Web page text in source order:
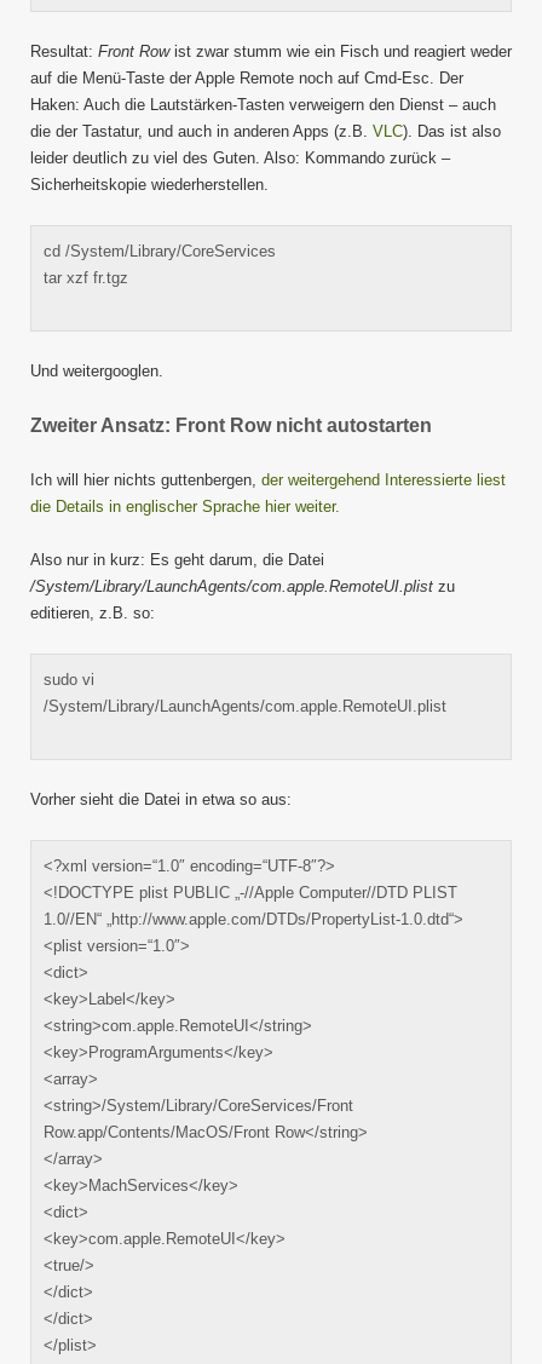
Resultat: Front Rowist zwar stumm wie ein Fisch und reagiert weder
auf die Menü-Taste der Apple Remote noch auf Cmd-Esc. Der
Haken: Auch die Lautstärken-Tasten verweigern den Dienst – auch
die der Tastatur, und auch in anderen Apps (z.B. VLC). Das ist also
leider deutlich zu viel des Guten. Also: Kommando zurück –
Sicherheitskopie wiederherstellen.
cd /System/Library/CoreServices
tar xzf fr.tgz
Und weitergooglen.
Zweiter Ansatz: Front Row nicht autostarten
Ich will hier nichts guttenbergen, der weitergehend Interessierte liest
die Details in englischer Sprache hier weiter.
Also nur in kurz: Es geht darum, die Datei
/System/Library/LaunchAgents/com.apple.RemoteUI.plist zu
editieren, z.B. so:
sudo vi
/System/Library/LaunchAgents/com.apple.RemoteUI.plist
Vorher sieht die Datei in etwa so aus:
<?xml version=“1.0″ encoding=“UTF-8″?>
<!DOCTYPE plist PUBLIC „-//Apple Computer//DTD PLIST
1.0//EN“ „http://www.apple.com/DTDs/PropertyList-1.0.dtd“>
<plist version=“1.0″>
<dict>
<key>Label</key>
<string>com.apple.RemoteUI</string>
<key>ProgramArguments</key>
<array>
<string>/System/Library/CoreServices/Front
Row.app/Contents/MacOS/Front Row</string>
</array>
<key>MachServices</key>
<dict>
<key>com.apple.RemoteUI</key>
<true/>
</dict>
</dict>
</plist>